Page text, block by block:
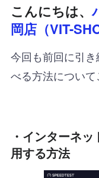
こんにちは、
岡店（VIT-
今回も前回に引
べる方法について
・インターネ
用する方法